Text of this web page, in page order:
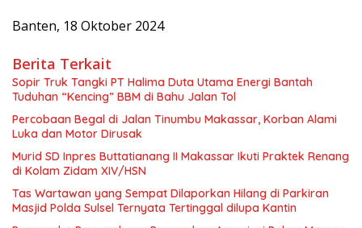
Banten, 18 Oktober 2024
Berita Terkait
Sopir Truk Tangki PT Halima Duta Utama Energi Bantah
Tuduhan “Kencing” BBM di Bahu Jalan Tol
Percobaan Begal di Jalan Tinumbu Makassar, Korban Alami
Luka dan Motor Dirusak
Murid SD Inpres Buttatianang II Makassar Ikuti Praktek Renang
di Kolam Zidam XIV/HSN
Tas Wartawan yang Sempat Dilaporkan Hilang di Parkiran
Masjid Polda Sulsel Ternyata Tertinggal dilupa Kantin